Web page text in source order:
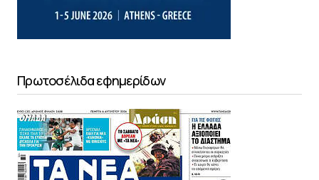
Πρωτοσέλιδα εφημερίδων